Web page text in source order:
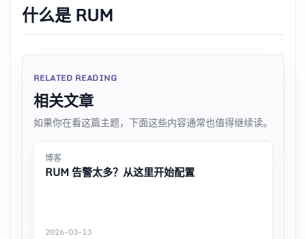
什么是 RUM
RELATED READING
相关文章
如果你在看这篇主题，下面这些内容通常也值得继续读。
博客
RUM 告警太多？从这里开始配置
2026-03-13